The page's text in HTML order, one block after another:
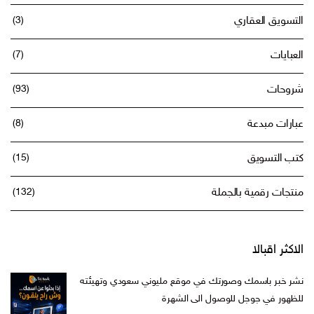
التسويق العقاري (3)
العبايات (7)
شروحات (93)
عبارات مبدعة (8)
كتب التسويق (15)
منتجات رقمية بالجملة (132)
الاكثر اقبالا
نشر خبر باسمك وصورتك في موقع مليوني سعودي وتهيئته
للظهور في جوجل للوصول الى الشهرة